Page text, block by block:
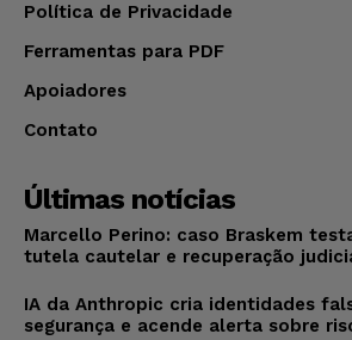
Política de Privacidade
Ferramentas para PDF
Apoiadores
Contato
Últimas notícias
Marcello Perino: caso Braskem
tutela cautelar e recuperação
IA da Anthropic cria identidades
segurança e acende alerta sobre